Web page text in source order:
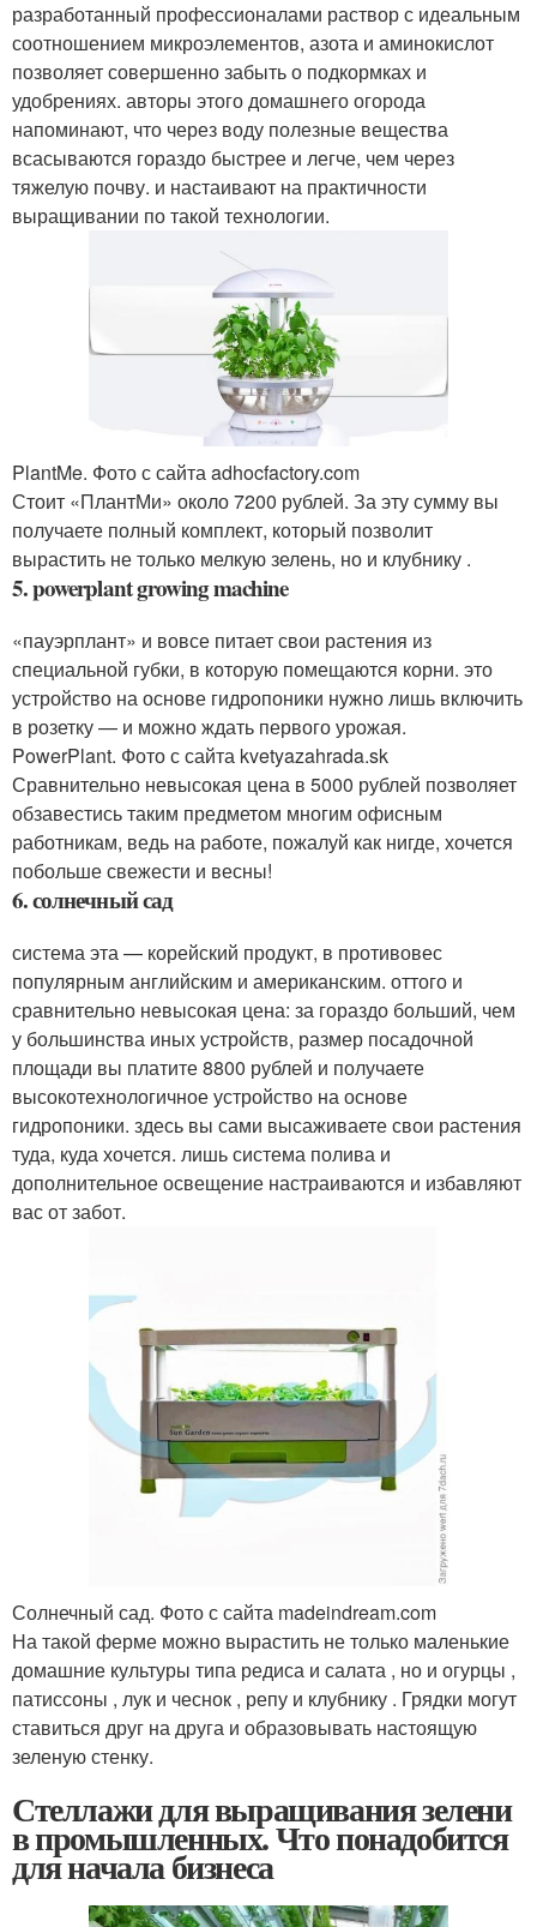
разработанный профессионалами раствор с идеальным
соотношением микроэлементов, азота и аминокислот
позволяет совершенно забыть о подкормках и
удобрениях. авторы этого домашнего огорода
напоминают, что через воду полезные вещества
всасываются гораздо быстрее и легче, чем через
тяжелую почву. и настаивают на практичности
выращивании по такой технологии.
PlantMe. Фото с сайта adhocfactory.com
Стоит «ПлантМи» около 7200 рублей. За эту сумму вы
получаете полный комплект, который позволит
вырастить не только мелкую зелень, но и клубнику .
5. powerplant growing machine
«пауэрплант» и вовсе питает свои растения из
специальной губки, в которую помещаются корни. это
устройство на основе гидропоники нужно лишь включить
в розетку — и можно ждать первого урожая.
PowerPlant. Фото с сайта kvetyazahrada.sk
Сравнительно невысокая цена в 5000 рублей позволяет
обзавестись таким предметом многим офисным
работникам, ведь на работе, пожалуй как нигде, хочется
побольше свежести и весны!
6. солнечный сад
система эта — корейский продукт, в противовес
популярным английским и американским. оттого и
сравнительно невысокая цена: за гораздо больший, чем
у большинства иных устройств, размер посадочной
площади вы платите 8800 рублей и получаете
высокотехнологичное устройство на основе
гидропоники. здесь вы сами высаживаете свои растения
туда, куда хочется. лишь система полива и
дополнительное освещение настраиваются и избавляют
вас от забот.
Солнечный сад. Фото с сайта madeindream.com
На такой ферме можно вырастить не только маленькие
домашние культуры типа редиса и салата , но и огурцы ,
патиссоны , лук и чеснок , репу и клубнику . Грядки могут
ставиться друг на друга и образовывать настоящую
зеленую стенку.
Стеллажи для выращивания зелени
в промышленных. Что понадобится
для начала бизнеса